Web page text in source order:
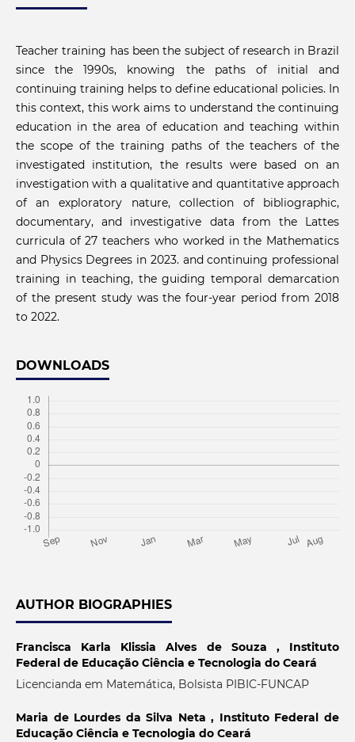
Teacher training has been the subject of research in Brazil
since the 1990s, knowing the paths of initial and
continuing training helps to define educational policies. In
this context, this work aims to understand the continuing
education in the area of education and teaching within
the scope of the training paths of the teachers of the
investigated institution, the results were based on an
investigation with a qualitative and quantitative approach
of an exploratory nature, collection of bibliographic,
documentary, and investigative data from the Lattes
curricula of 27 teachers who worked in the Mathematics
and Physics Degrees in 2023. and continuing professional
training in teaching, the guiding temporal demarcation
of the present study was the four-year period from 2018
to 2022.
DOWNLOADS
AUTHOR BIOGRAPHIES
Francisca Karla Klissia Alves de Souza , Instituto
Federal de Educação Ciência e Tecnologia do Ceará
Licencianda em Matemática, Bolsista PIBIC-FUNCAP
Maria de Lourdes da Silva Neta , Instituto Federal de
Educação Ciência e Tecnologia do Ceará